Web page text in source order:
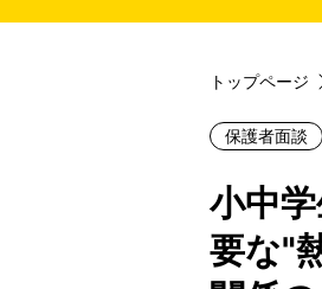
トップページ
小中
要な"
保護者面談